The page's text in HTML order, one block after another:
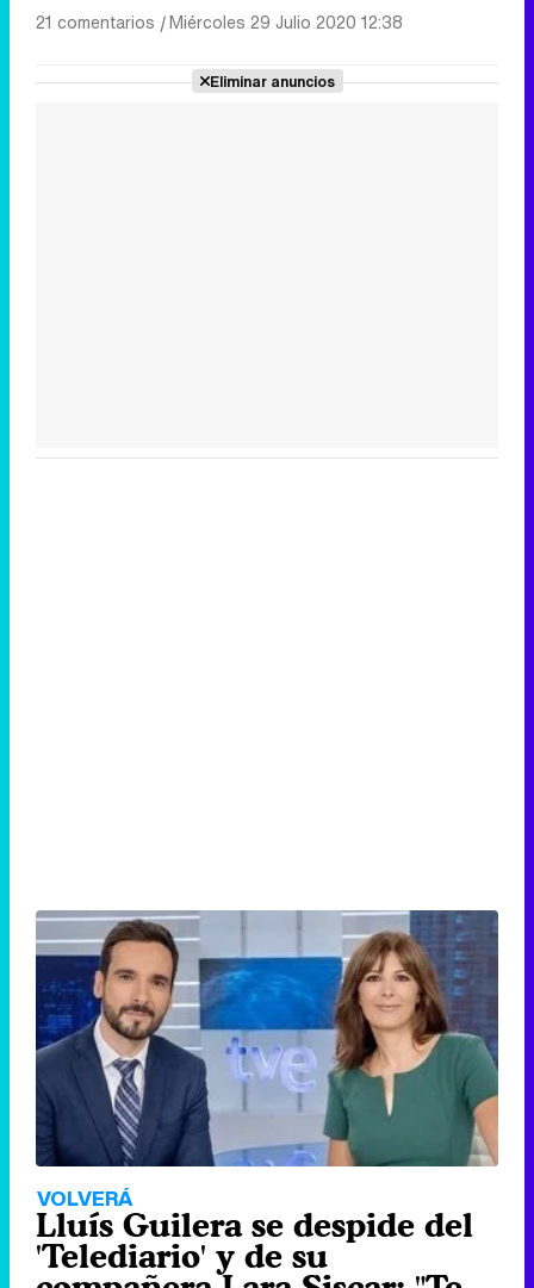
21 comentarios |Miércoles 29 Julio 2020 12:38
Eliminar anuncios
VOLVERÁ
Lluís Guilera se despide del
'Telediario' y de su